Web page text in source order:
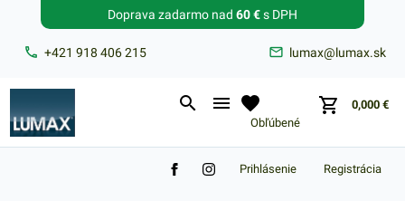
+421 918 406 215 lumax@lumax.sk
Doprava zadarmo nad 60 €s DPH
Obľúbené
0,000 €
Zabudnuté heslo?
Registrácia
Prihlásenie